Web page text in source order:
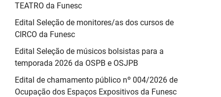
TEATRO da Funesc
Edital Seleção de monitores/as dos cursos de
CIRCO da Funesc
Edital Seleção de músicos bolsistas para a
temporada 2026 da OSPB e OSJPB
Edital de chamamento público nº 004/2026 de
Ocupação dos Espaços Expositivos da Funesc